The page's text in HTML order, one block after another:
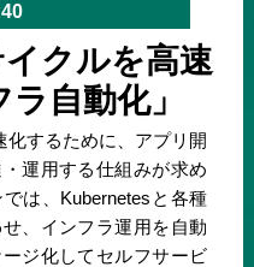
クルを高速
自動化」
化するために、アプリ開
運用する仕組みが求め
は、Kubernetesと各種
、インフラ運用を自動
ジ化してセルフサービ